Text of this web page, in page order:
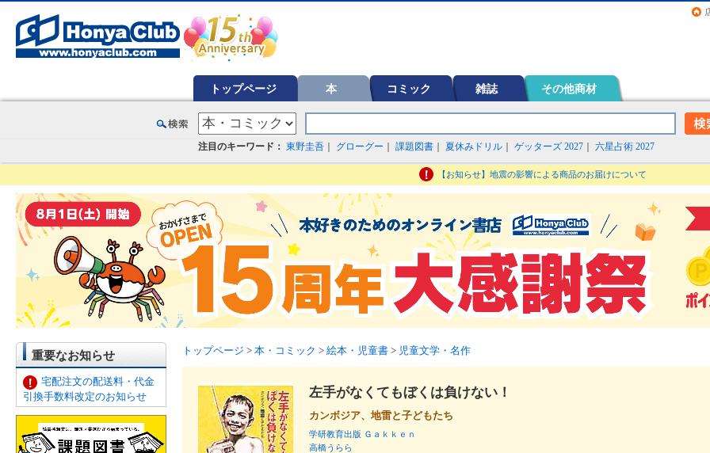
トップページ 本 コミック 雑誌 その他商材
注目のキーワード： 東野圭吾 グローグー 課題図書 夏休みドリル ゲッターズ 2027 六星占術 2027
【お知らせ】地震の影響による商品のお届けについて
重要なお知らせ
宅配注文の配送料・代金
引換手数料改定のお知らせ
トップページ > 本・コミック > 絵本・児童書 > 児童文学・名作
左手がなくてもぼくは負けない！
カンボジア、地雷と子どもたち
学研教育出版 Ｇａｋｋｅｎ
高橋うらら